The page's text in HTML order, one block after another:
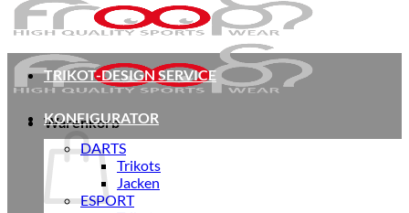
Warenkorb
TRIKOT-DESIGN SERVICE
KONFIGURATOR
DARTS
Trikots
Jacken
ESPORT